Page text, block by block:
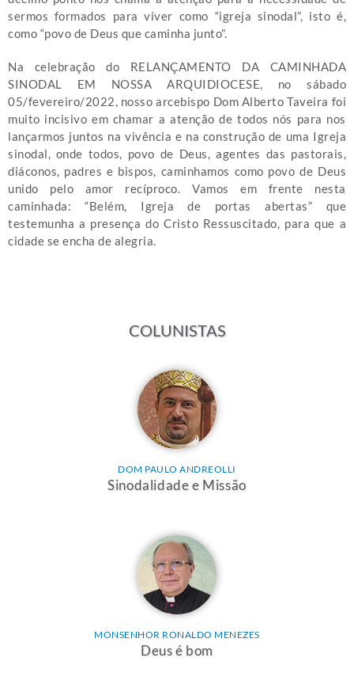
sermos formados para viver como “igreja sinodal”, isto é,
como “povo de Deus que caminha junto”.
Na celebração do RELANÇAMENTO DA CAMINHADA
SINODAL EM NOSSA ARQUIDIOCESE, no sábado
05/fevereiro/2022, nosso arcebispo Dom Alberto Taveira foi
muito incisivo em chamar a atenção de todos nós para nos
lançarmos juntos na vivência e na construção de uma Igreja
sinodal, onde todos, povo de Deus, agentes das pastorais,
diáconos, padres e bispos, caminhamos como povo de Deus
unido pelo amor recíproco. Vamos em frente nesta
caminhada: “Belém, Igreja de portas abertas” que
testemunha a presença do Cristo Ressuscitado, para que a
cidade se encha de alegria.
COLUNISTAS
DOM PAULO ANDREOLLI
Sinodalidade e Missão
MONSENHOR RONALDO MENEZES
Deus é bom